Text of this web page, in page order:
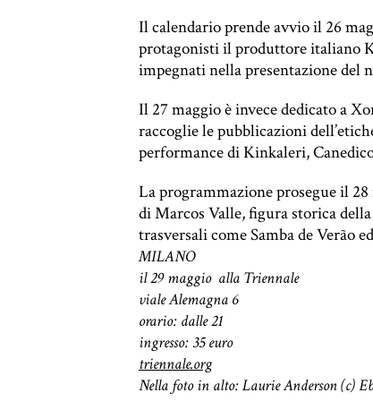
Il calendario prende avvio il 26
protagonisti il produttore italiano
impegnati nella presentazione del
Il 27 maggio è invece dedicato a
raccoglie le pubblicazioni
performance di Kinkaleri,
La programmazione prosegue il
di Marcos Valle, figura storica
trasversali come Samba de Verão
MILANO
il 29 maggio alla Triennale
viale Alemagna 6
orario: dalle 21
ingresso: 35 euro
triennale.org
Nella foto in alto: Laurie Anderson (c)